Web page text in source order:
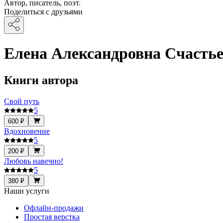
Автор, писатель, поэт.
Поделиться с друзьями
Елена Александровна
Книги автора
Свой путь
5
600 ₽
Вдохновение
5
200 ₽
Любовь навечно!
5
380 ₽
Наши услуги
Офлайн-продажи
Простая верстка